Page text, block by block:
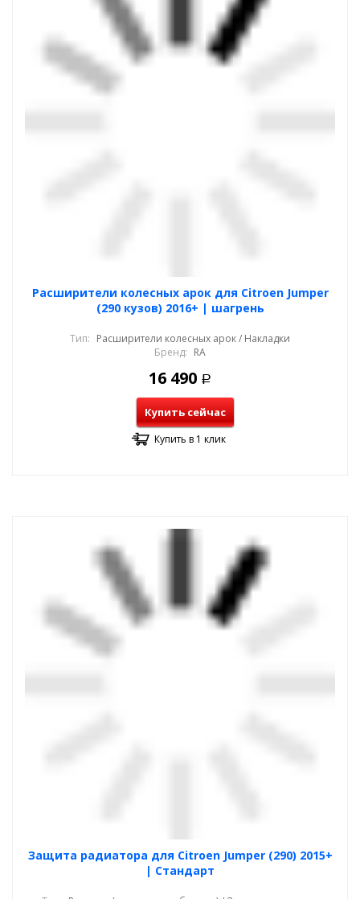
Расширители колесных арок для Citroen Jumper
(290 кузов) 2016+ | шагрень
Тип: Расширители колесных арок / Накладки
Бренд: RA
16 490 Р
Купить сейчас
Купить в 1 клик
Защита радиатора для Citroen Jumper (290) 2015+
| Стандарт